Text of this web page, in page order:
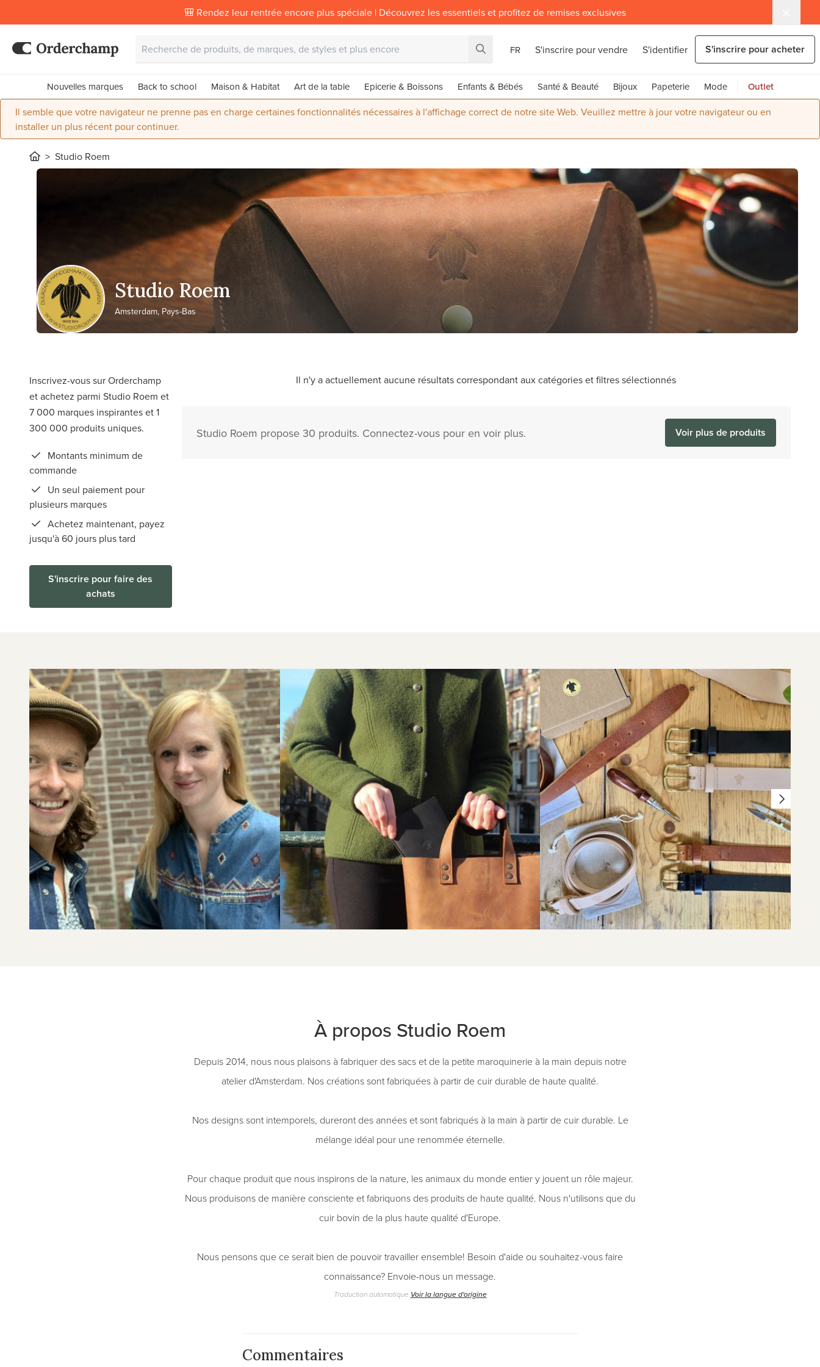
🎒 Rendez leur rentrée encore plus spéciale | Découvrez les essentiels et profitez de remises exclusives
FR S'inscrire pour vendre S'identifier S'inscrire pour acheter
Nouvelles marques Back to school Maison & Habitat Art de la table Epicerie & Boissons Enfants & Bébés Santé & Beauté Bijoux Papeterie Mode Outlet
Il semble que votre navigateur ne prenne pas en charge certaines fonctionnalités nécessaires à l'affichage correct de notre site Web. Veuillez mettre à jour votre navigateur ou en
installer un plus récent pour continuer.
Studio Roem
Studio Roem
Amsterdam, Pays-Bas
Inscrivez-vous sur Orderchamp
et achetez parmi Studio Roem et
7 000 marques inspirantes et 1
300 000 produits uniques.
Montants minimum de
commande
Un seul paiement pour
plusieurs marques
Achetez maintenant, payez
jusqu'à 60 jours plus tard
S'inscrire pour faire des
achats
Il n'y a actuellement aucune résultats correspondant aux catégories et filtres sélectionnés
Studio Roem propose 30 produits. Connectez-vous pour en voir plus. Voir plus de produits
À propos Studio Roem
Depuis 2014, nous nous plaisons à fabriquer des sacs et de la petite maroquinerie à la main depuis notre
atelier d'Amsterdam. Nos créations sont fabriquées à partir de cuir durable de haute qualité.
Nos designs sont intemporels, dureront des années et sont fabriqués à la main à partir de cuir durable. Le
mélange idéal pour une renommée éternelle.
Pour chaque produit que nous inspirons de la nature, les animaux du monde entier y jouent un rôle majeur.
Nous produisons de manière consciente et fabriquons des produits de haute qualité. Nous n'utilisons que du
cuir bovin de la plus haute qualité d'Europe.
Nous pensons que ce serait bien de pouvoir travailler ensemble! Besoin d'aide ou souhaitez-vous faire
connaissance? Envoie-nous un message.
Traduction automatique Voir la langue d'origine
Commentaires